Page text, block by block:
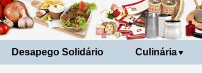
Desapego Solidário Culinária▼